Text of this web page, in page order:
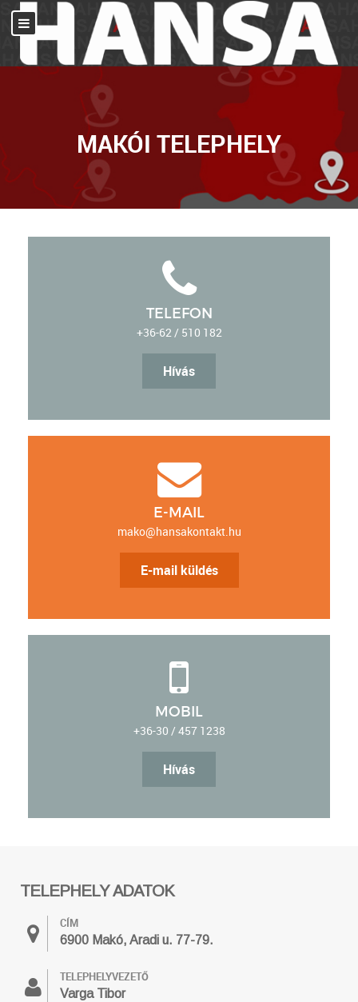
MAKÓI TELEPHELY
TELEFON
+36-62 / 510 182
Hívás
E-MAIL
mako@hansakontakt.hu
E-mail küldés
MOBIL
+36-30 / 457 1238
Hívás
TELEPHELY ADATOK
CÍM
6900 Makó, Aradi u. 77-79.
TELEPHELYVEZETŐ
Varga Tibor